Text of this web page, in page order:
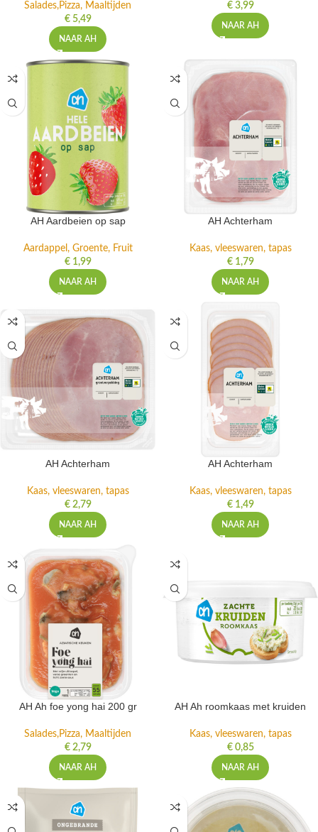
Salades,Pizza, Maaltijden
€5,49
NAAR AH
€3,99
NAAR AH
AH Aardbeien op sap
Aardappel, Groente, Fruit
€1,99
NAAR AH
AH Achterham
Kaas, vleeswaren, tapas
€1,79
NAAR AH
AH Achterham
Kaas, vleeswaren, tapas
€2,79
NAAR AH
AH Achterham
Kaas, vleeswaren, tapas
€1,49
NAAR AH
AH Ah foe yong hai 200 gr
Salades,Pizza, Maaltijden
€2,79
NAAR AH
AH Ah roomkaas met kruiden
Kaas, vleeswaren, tapas
€0,85
NAAR AH